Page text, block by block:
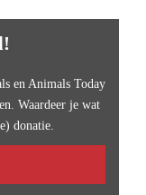
en Animals Today
Waardeer je wat
donatie.